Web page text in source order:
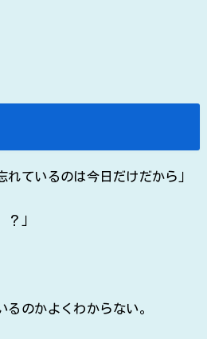
れているのは今日だけだから」
？」
のかよくわからない。